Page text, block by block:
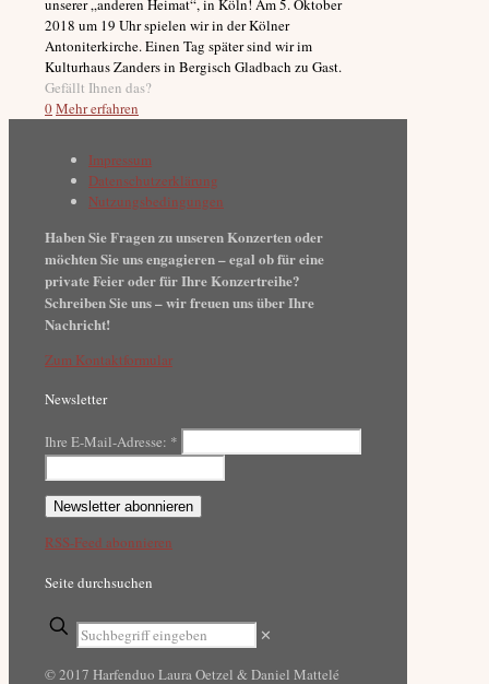
unserer „anderen Heimat“, in Köln! Am 5. Oktober
2018 um 19 Uhr spielen wir in der Kölner
Antoniterkirche. Einen Tag später sind wir im
Kulturhaus Zanders in Bergisch Gladbach zu Gast.
Gefällt Ihnen das?
0Mehr erfahren
Impressum
Datenschutzerklärung
Nutzungsbedingungen
Haben Sie Fragen zu unseren Konzerten oder
möchten Sie uns engagieren – egal ob für eine
private Feier oder für Ihre Konzertreihe?
Schreiben Sie uns – wir freuen uns über Ihre
Nachricht!
Zum Kontaktformular
Newsletter
Ihre E-Mail-Adresse: *
RSS-Feed abonnieren
Seite durchsuchen
✕
© 2017 Harfenduo Laura Oetzel & Daniel Mattelé